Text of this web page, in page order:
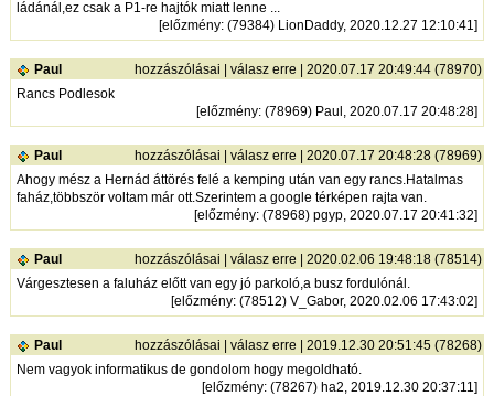
ládánál,ez csak a P1-re hajtók miatt lenne ...
[előzmény: (79384) LionDaddy, 2020.12.27 12:10:41]
Paul hozzászólásai |válasz erre | 2020.07.17 20:49:44 (78970)
Rancs Podlesok
[előzmény: (78969) Paul, 2020.07.17 20:48:28]
Paul hozzászólásai |válasz erre | 2020.07.17 20:48:28 (78969)
Ahogy mész a Hernád áttörés felé a kemping után van egy rancs.Hatalmas
faház,többször voltam már ott.Szerintem a google térképen rajta van.
[előzmény: (78968) pgyp, 2020.07.17 20:41:32]
Paul hozzászólásai |válasz erre | 2020.02.06 19:48:18 (78514)
Várgesztesen a faluház előtt van egy jó parkoló,a busz fordulónál.
[előzmény: (78512) V_Gabor, 2020.02.06 17:43:02]
Paul hozzászólásai |válasz erre | 2019.12.30 20:51:45 (78268)
Nem vagyok informatikus de gondolom hogy megoldható.
[előzmény: (78267) ha2, 2019.12.30 20:37:11]